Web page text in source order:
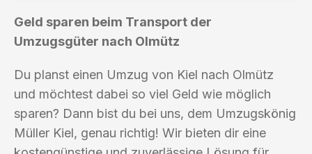
Geld sparen beim Transport der
Umzugsgüter nach Olmütz
Du planst einen Umzug von Kiel nach Olmütz
und möchtest dabei so viel Geld wie möglich
sparen? Dann bist du bei uns, dem Umzugskönig
Müller Kiel, genau richtig! Wir bieten dir eine